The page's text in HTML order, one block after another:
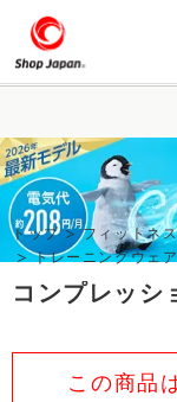
トゥルースリー
掃除機 ク
エ
トップ
フィットネ
トレーニングウェア
コンプレッ
この商品